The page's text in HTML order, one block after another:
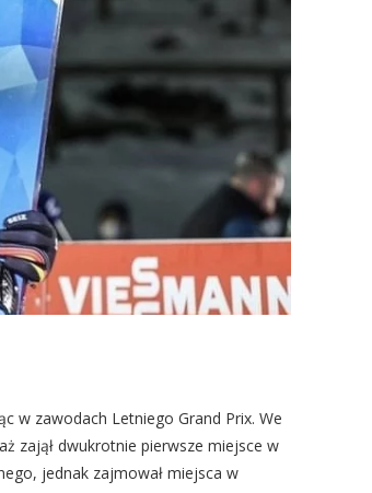
w zawodach Letniego Grand Prix. We
zajął dwukrotnie pierwsze miejsce w
jednak zajmował miejsca w